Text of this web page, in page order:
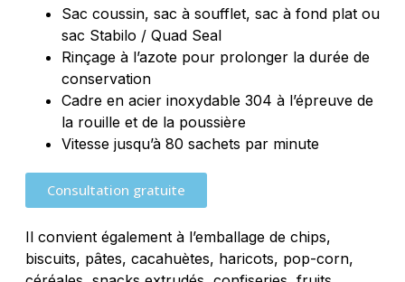
Sac coussin, sac à soufflet, sac à fond plat ou
sac Stabilo / Quad Seal
Rinçage à l’azote pour prolonger la durée de
conservation
Cadre en acier inoxydable 304 à l’épreuve de
la rouille et de la poussière
Vitesse jusqu’à 80 sachets par minute
Consultation gratuite
Il convient également à l’emballage de chips,
biscuits, pâtes, cacahuètes, haricots, pop-corn,